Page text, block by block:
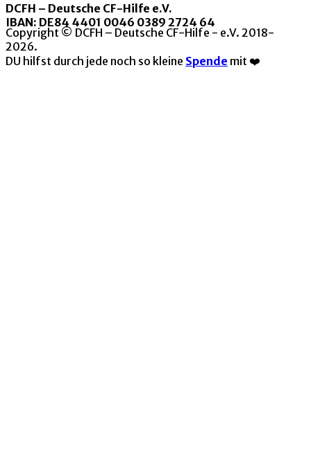
DCFH – Deutsche CF-Hilfe e.V.
IBAN: DE84 4401 0046 0389 2724 64
Copyright © DCFH – Deutsche CF-Hilfe - e.V. 2018-
2026.
DU hilfst durch jede noch so kleine Spende mit ❤️